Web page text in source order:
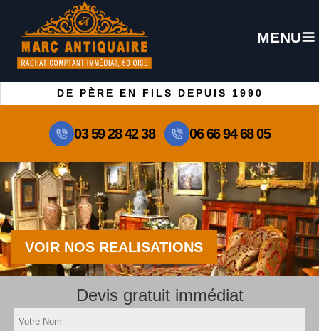
MENU
DE PÈRE EN FILS DEPUIS 1990
03 59 28 42 38 06 66 94 68 05
VOIR NOS REALISATIONS
Devis gratuit immédiat